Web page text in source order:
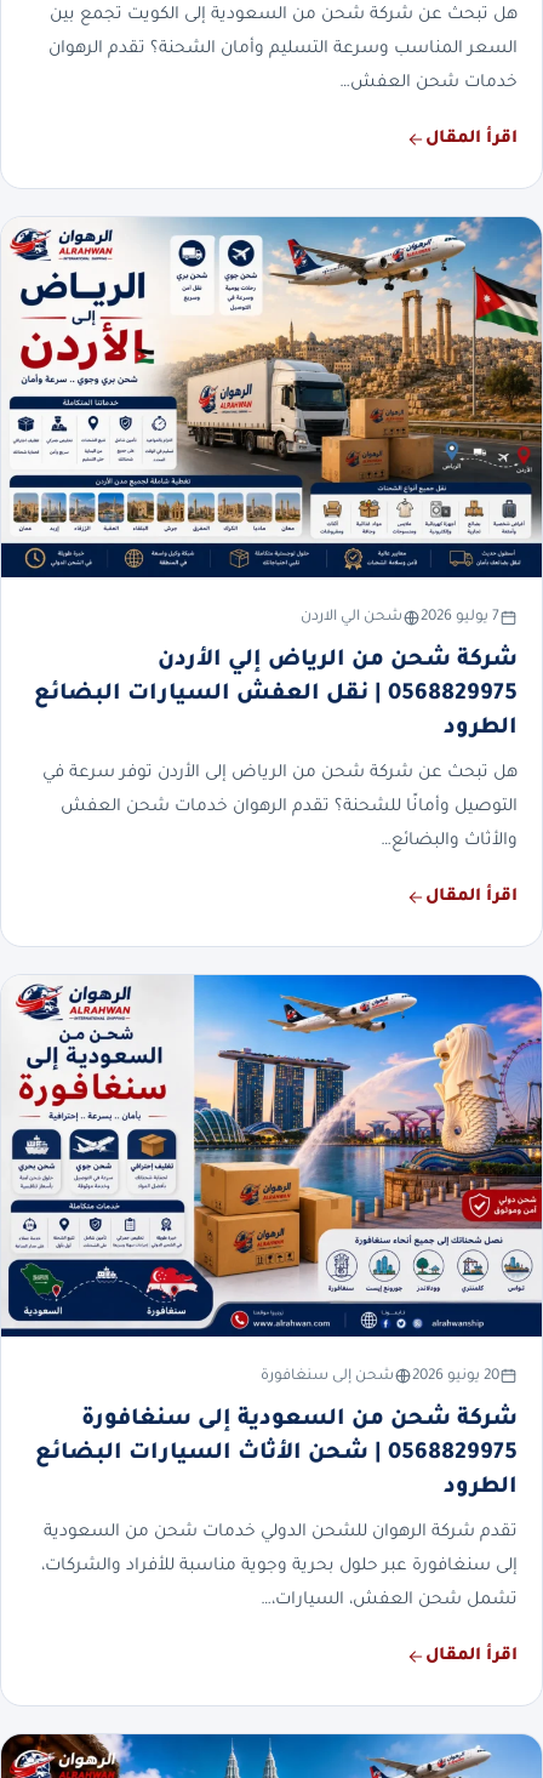
هل تبحث عن شركة شحن من السعودية إلى الكويت تجمع بين
السعر المناسب وسرعة التسليم وأمان الشحنة؟ تقدم الرهوان
خدمات شحن العفش…
اقرأ المقال
7 يوليو 2026 شحن الي الاردن
شركة شحن من الرياض إلي الأردن
0568829975 | نقل العفش السيارات البضائع
الطرود
هل تبحث عن شركة شحن من الرياض إلى الأردن توفر سرعة في
التوصيل وأمانًا للشحنة؟ تقدم الرهوان خدمات شحن العفش
والأثاث والبضائع…
اقرأ المقال
20 يونيو 2026 شحن إلى سنغافورة
شركة شحن من السعودية إلى سنغافورة
0568829975 | شحن الأثاث السيارات البضائع
الطرود
تقدم شركة الرهوان للشحن الدولي خدمات شحن من السعودية
إلى سنغافورة عبر حلول بحرية وجوية مناسبة للأفراد والشركات،
تشمل شحن العفش، السيارات،…
اقرأ المقال